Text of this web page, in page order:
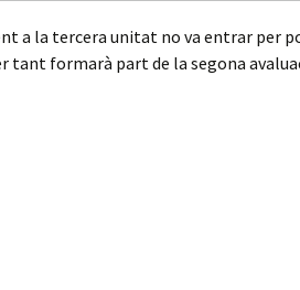
a la tercera unitat no va entrar per
tant formarà part de la segona